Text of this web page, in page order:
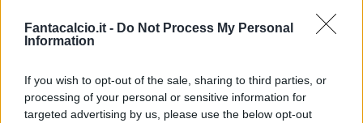
Fantacalcio.it - Do Not Process My Personal
Information
If you wish to opt-out of the sale, sharing to third parties, or
processing of your personal or sensitive information for
targeted advertising by us, please use the below opt-out